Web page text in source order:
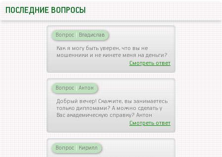
ПОСЛЕДНИЕ ВОПРОСЫ
Вопрос | Владислав
Как я могу быть уверен, что вы не
мошенники и не кинете меня на деньги?
Смотреть ответ
Вопрос | Антон
Добрый вечер! Скажите, вы занимаетесь
только дипломами? А можно сделать у
Вас академическую справку? Антон
Смотреть ответ
Вопрос | Кирилл